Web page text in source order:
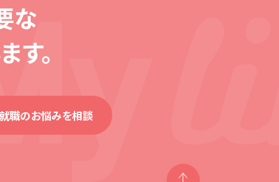
な
す。
職のお悩みを相談